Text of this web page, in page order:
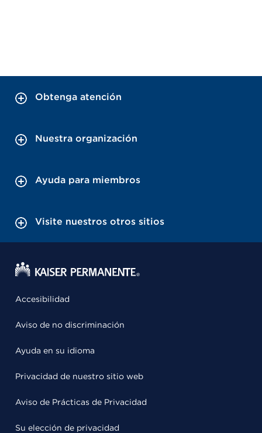
Obtenga atención
Nuestra organización
Ayuda para miembros
Visite nuestros otros sitios
Accesibilidad
Aviso de no discriminación
Ayuda en su idioma
Privacidad de nuestro sitio web
Aviso de Prácticas de Privacidad
Su elección de privacidad